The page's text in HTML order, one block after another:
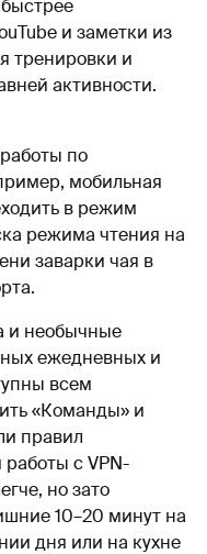
и заметки из
тренировки и
активности.
по
мобильная
в режим
режима чтения на
заварки чая в
и необычные
ежедневных и
всем
«Команды» и
правил
с VPN-
но зато
10–20 минут на
дня или на кухне